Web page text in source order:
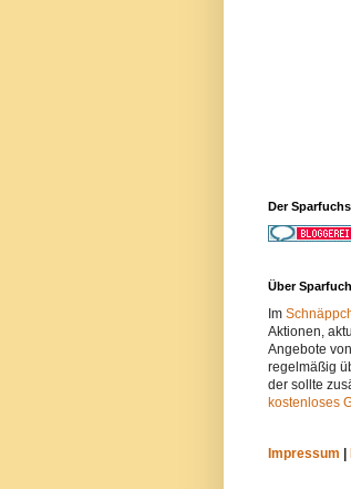
Der
Über
Im
Aktionen,
Angebote von
regelmäßig
der sollte
kostenloses
Impressum